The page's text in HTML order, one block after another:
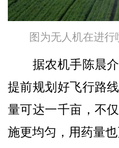
图为无人机在进行
据农机手陈晨介
提前规划好飞行路
量可达一千亩，不
施更均匀，用药量也